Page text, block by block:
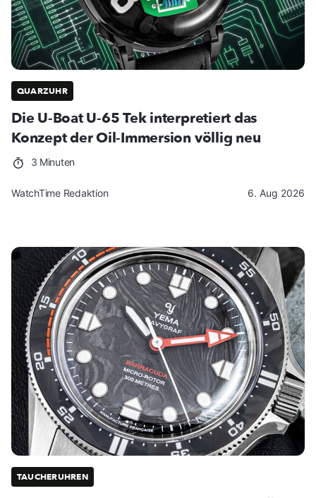
QUARZUHR
Die U-Boat U-65 Tek interpretiert das
Konzept der Oil-Immersion völlig neu
3 Minuten
WatchTime Redaktion 6. Aug 2026
TAUCHERUHREN